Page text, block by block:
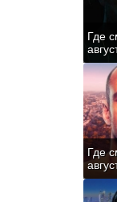
Где
Где